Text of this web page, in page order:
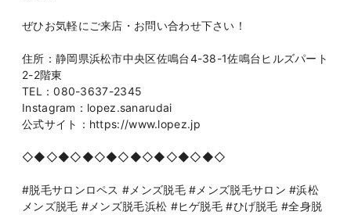
ぜひお気軽にご来店・お問い合わせ下さい！
住所：静岡県浜松市中央区佐鳴台4-38-1佐鳴台ヒルズパート
2-2階東
TEL：080-3637-2345
Instagram：lopez.sanarudai
公式サイト：https://www.lopez.jp
◇◆◇◆◇◆◇◆◇◆◇◆◇◆◇◆◇
#脱毛サロンロペス #メンズ脱毛 #メンズ脱毛サロン #浜松
メンズ脱毛 #メンズ脱毛浜松 #ヒゲ脱毛 #ひげ脱毛 #全身脱